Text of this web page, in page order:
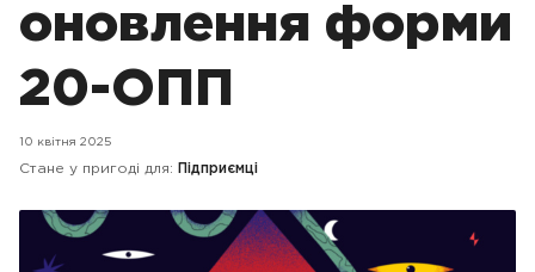
оновлення форми
20-ОПП
10 квітня 2025
Стане у пригоді для: Підприємці